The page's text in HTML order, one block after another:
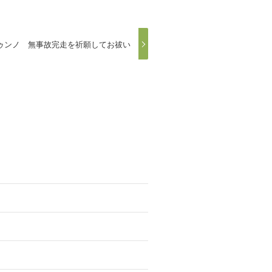
ンノ 無事故完走を祈願してお祓い